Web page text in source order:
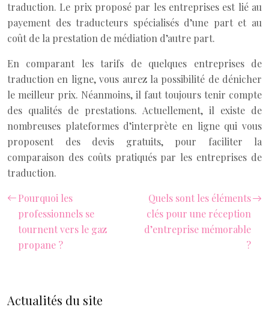
traduction. Le prix proposé par les entreprises est lié au
payement des traducteurs spécialisés d’une part et au
coût de la prestation de médiation d’autre part.
En comparant les tarifs de quelques entreprises de
traduction en ligne, vous aurez la possibilité de dénicher
le meilleur prix. Néanmoins, il faut toujours tenir compte
des qualités de prestations. Actuellement, il existe de
nombreuses plateformes d’interprète en ligne qui vous
proposent des devis gratuits, pour faciliter la
comparaison des coûts pratiqués par les entreprises de
traduction.
Pourquoi les
professionnels se
tournent vers le gaz
propane ?
Quels sont les éléments
clés pour une réception
d’entreprise mémorable
?
Actualités du site